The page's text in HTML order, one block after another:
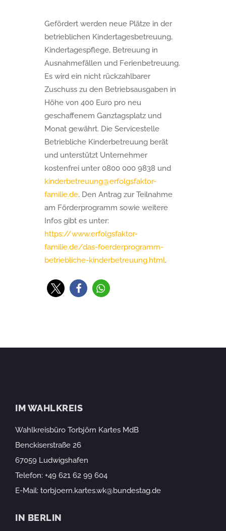
Gefördert werden neue Plätze in der
betrieblichen Kindertagesbetreuung,
Kindertagespflege, Betreuung in
Ausnahmefällen und Ferienbetreuung.
Es wird ein nicht rückzahlbarer
Zuschuss zu den Betriebsausgaben in
Höhe von 400 Euro pro neu
geschaffenem Ganztagsplatz und
Monat gewährt. Die Servicestelle
Betriebliche Kinderbetreuung berät
und unterstützt Unternehmer
kostenfrei unter 0800 000 9838 und
kinderbetreuung@erfolgsfaktor-
familie.de. Den Antrag zur Teilnahme
am Förderprogramm sowie weitere
Infos gibt es unter:
https://www.erfolgsfaktor-
familie.de/das-foerderprogramm-
betriebliche-kinderbetreuung.html.
IM WAHLKREIS
Wahlkreisbüro Torbjörn Kartes MdB
Benckiserstraße 26
67059 Ludwigshafen
Telefon: +49 621 62 99 604
E-Mail: torbjoern.kartes.wk@bundestag.de
IN BERLIN